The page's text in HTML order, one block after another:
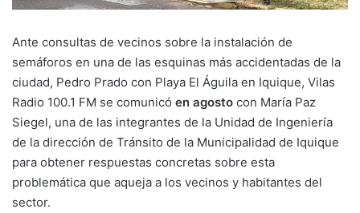
Ante consultas de vecinos sobre la instalación de
semáforos en una de las esquinas más accidentadas de la
ciudad, Pedro Prado con Playa El Águila en Iquique, Vilas
Radio 100.1 FM se comunicó en agosto con María Paz
Siegel, una de las integrantes de la Unidad de Ingeniería
de la dirección de Tránsito de la Municipalidad de Iquique
para obtener respuestas concretas sobre esta
problemática que aqueja a los vecinos y habitantes del
sector.